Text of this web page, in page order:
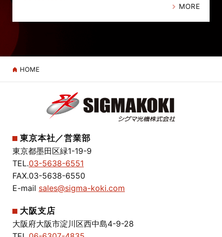
MORE
HOME
東京本社／営業部
東京都墨田区緑1-19-9
TEL.03-5638-6551
FAX.03-5638-6550
E-mail sales@sigma-koki.com
大阪支店
大阪府大阪市淀川区西中島4-9-28